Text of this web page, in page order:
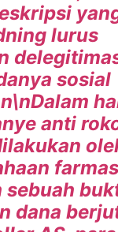
lurus
sosial
anti
sebuah
dana